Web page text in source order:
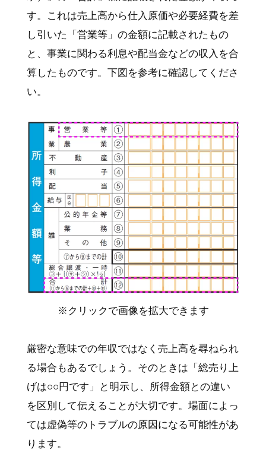
す。これは売上高から仕入原価や必要経費を差
し引いた「営業等」の金額に記載されたもの
と、事業に関わる利息や配当金などの収入を合
算したものです。下図を参考に確認してくださ
い。
※クリックで画像を拡大できます
厳密な意味での年収ではなく売上高を尋ねられ
る場合もあるでしょう。そのときは「総売り上
げは○○円です」と明示し、所得金額との違い
を区別して伝えることが大切です。場面によっ
ては虚偽等のトラブルの原因になる可能性があ
ります。